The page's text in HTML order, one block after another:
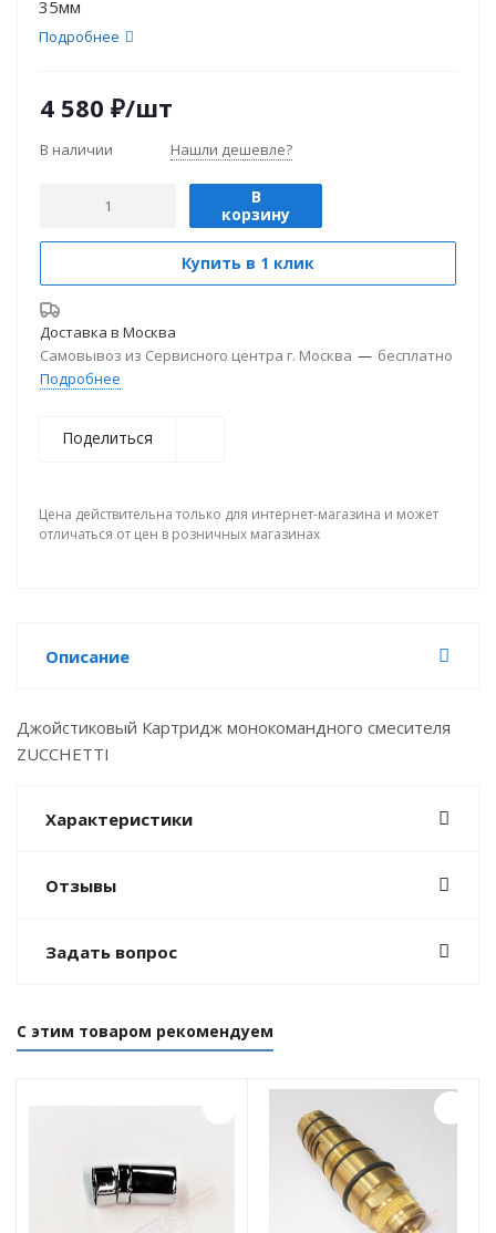
35мм
Подробнее
4 580 ₽/шт
В наличии Нашли дешевле?
В
корзину
Купить в 1 клик
Доставка в Москва
Самовывоз из Сервисного центра г. Москва — бесплатно
Подробнее
Поделиться
Цена действительна только для интернет-магазина и может
отличаться от цен в розничных магазинах
Описание
Джойстиковый Картридж монокомандного смесителя
ZUCCHETTI
Характеристики
Отзывы
Задать вопрос
С этим товаром рекомендуем